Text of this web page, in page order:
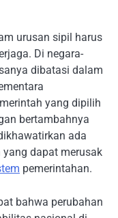
urusan sipil harus
Di negara-
dibatasi dalam
yang dipilih
bertambahnya
ada
dapat merusak
pemerintahan.
bahwa perubahan